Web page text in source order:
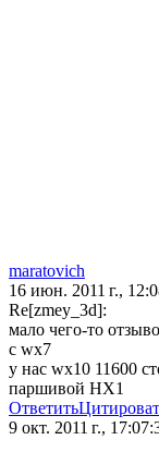
maratovich
16 июн. 2011 г.,
Re[zmey_3d]:
мало чего-то
с wx7
у нас wx10 11600
паршивой HX1
Ответить
9 окт. 2011 г.,